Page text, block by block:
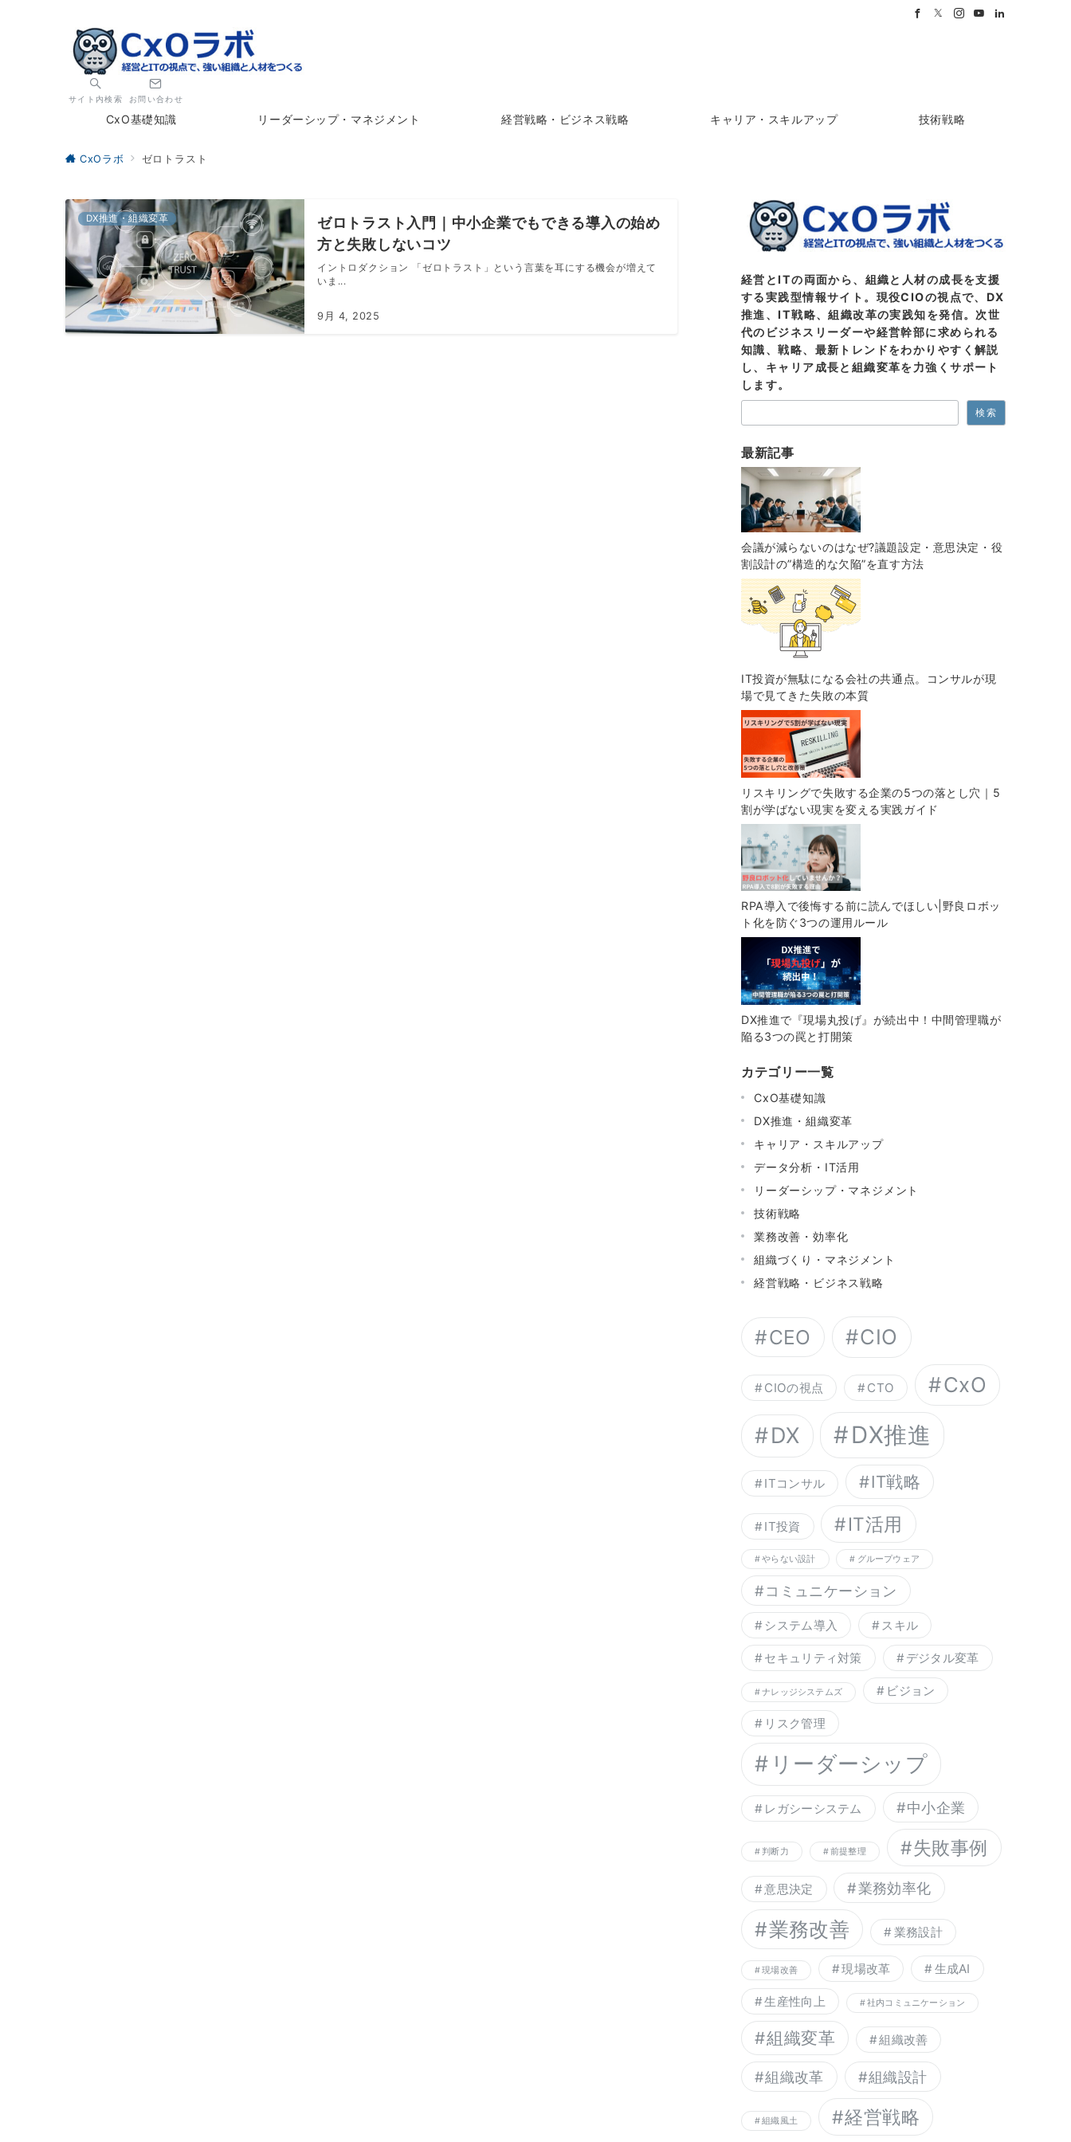
サイト内検索 お問い合わせ
CxO基礎知識 リーダーシップ・マネジメント 経営戦略・ビジネス戦略 キャリア・スキルアップ 技術戦略
CxOラボ ゼロトラスト
DX推進・組織変革
ゼロトラスト入門｜中小企業でもできる導入の始め
方と失敗しないコツ
イントロダクション 「ゼロトラスト」という言葉を耳にする機会が増えて
いま...
9月 4, 2025
経営とITの両面から、組織と人材の成長を支援
する実践型情報サイト。現役CIOの視点で、DX
推進、IT戦略、組織改革の実践知を発信。次世
代のビジネスリーダーや経営幹部に求められる
知識、戦略、最新トレンドをわかりやすく解説
し、キャリア成長と組織変革を力強くサポート
します。
検索
最新記事
会議が減らないのはなぜ?議題設定・意思決定・役
割設計の”構造的な欠陥”を直す方法
IT投資が無駄になる会社の共通点。コンサルが現
場で見てきた失敗の本質
リスキリングで失敗する企業の5つの落とし穴｜5
割が学ばない現実を変える実践ガイド
RPA導入で後悔する前に読んでほしい|野良ロボッ
ト化を防ぐ3つの運用ルール
DX推進で『現場丸投げ』が続出中！中間管理職が
陥る3つの罠と打開策
カテゴリー一覧
CxO基礎知識
DX推進・組織変革
キャリア・スキルアップ
データ分析・IT活用
リーダーシップ・マネジメント
技術戦略
業務改善・効率化
組織づくり・マネジメント
経営戦略・ビジネス戦略
CEO CIO
CIOの視点 CTO CxO
DX DX推進
ITコンサル IT戦略
IT投資 IT活用
やらない設計 グループウェア
コミュニケーション
システム導入 スキル
セキュリティ対策 デジタル変革
ナレッジシステムズ ビジョン
リスク管理
リーダーシップ
レガシーシステム 中小企業
判断力 前提整理 失敗事例
意思決定 業務効率化
業務改善 業務設計
現場改善 現場改革 生成AI
生産性向上 社内コミュニケーション
組織変革 組織改善
組織改革 組織設計
組織風土 経営戦略